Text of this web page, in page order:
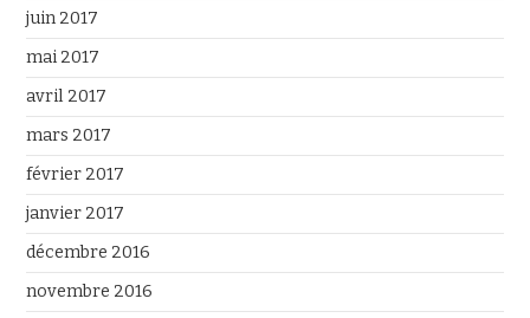
juin 2017
mai 2017
avril 2017
mars 2017
février 2017
janvier 2017
décembre 2016
novembre 2016